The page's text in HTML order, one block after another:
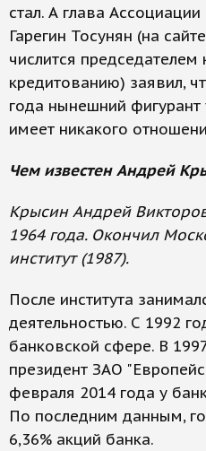
стал. А глава
Гарегин Тосунян (на
числится
кредитованию) заявил,
года нынешний фигурант
имеет никакого
Чем известен Андрей
Крысин Андрей
1964 года. Окончил
институт (1987).
После института
деятельностью. С 1992
банковской сфере. В
президент ЗАО
февраля 2014 года у
По последним данным,
6,36% акций банка.